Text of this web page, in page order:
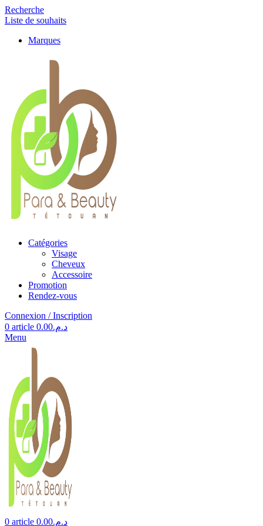
Recherche
Liste de souhaits
Marques
Catégories
Visage
Cheveux
Accessoire
Promotion
Rendez-vous
Connexion / Inscription
0 article د.م.0.00
Menu
0 article د.م.0.00